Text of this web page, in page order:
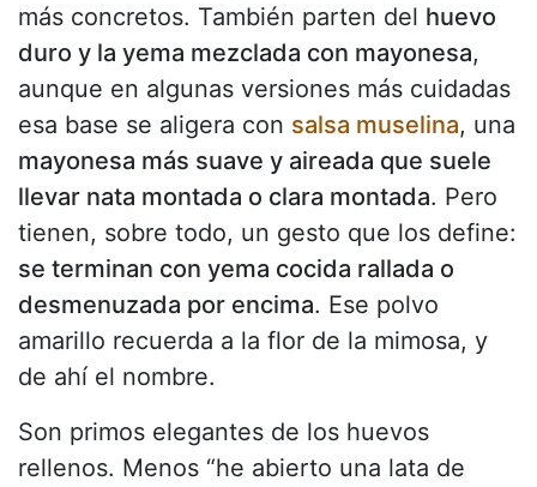
más concretos. También parten del huevo
duro y la yema mezclada con mayonesa,
aunque en algunas versiones más cuidadas
esa base se aligera con salsa muselina, una
mayonesa más suave y aireada que suele
llevar nata montada o clara montada. Pero
tienen, sobre todo, un gesto que los define:
se terminan con yema cocida rallada o
desmenuzada por encima. Ese polvo
amarillo recuerda a la flor de la mimosa, y
de ahí el nombre.
Son primos elegantes de los huevos
rellenos. Menos “he abierto una lata de